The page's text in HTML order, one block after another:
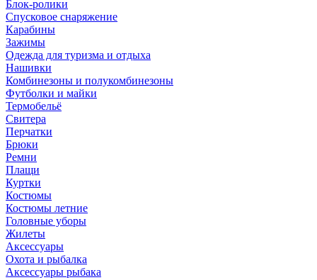
Блок-ролики
Спусковое снаряжение
Карабины
Зажимы
Одежда для туризма и отдыха
Нашивки
Комбинезоны и полукомбинезоны
Футболки и майки
Термобельё
Свитера
Перчатки
Брюки
Ремни
Плащи
Куртки
Костюмы
Костюмы летние
Головные уборы
Жилеты
Аксессуары
Охота и рыбалка
Аксессуары рыбака